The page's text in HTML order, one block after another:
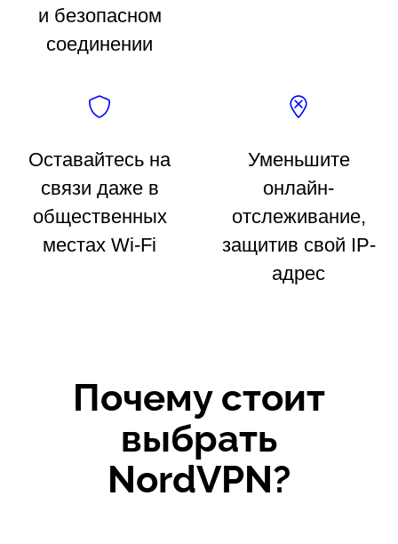
и безопасном
соединении
Оставайтесь на
связи даже в
общественных
местах Wi-Fi
Уменьшите
онлайн-
отслеживание,
защитив свой IP-
адрес
Почему стоит
выбрать
NordVPN?